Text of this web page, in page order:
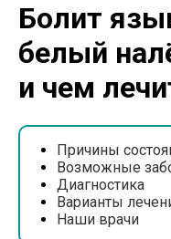
Болит
белый
и чем
Причины
Возможные
Диагностика
Варианты
Наши врачи